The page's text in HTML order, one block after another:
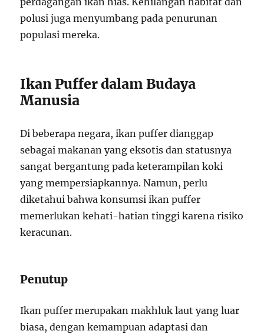
polusi juga menyumbang pada penurunan
populasi mereka.
Ikan Puffer dalam Budaya
Manusia
Di beberapa negara, ikan puffer dianggap
sebagai makanan yang eksotis dan statusnya
sangat bergantung pada keterampilan koki
yang mempersiapkannya. Namun, perlu
diketahui bahwa konsumsi ikan puffer
memerlukan kehati-hatian tinggi karena risiko
keracunan.
Penutup
Ikan puffer merupakan makhluk laut yang luar
biasa, dengan kemampuan adaptasi dan